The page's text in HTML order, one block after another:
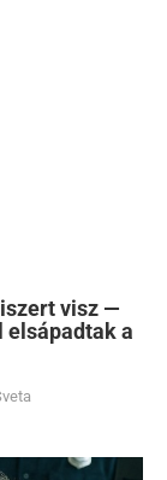
visz —
elsápadtak a